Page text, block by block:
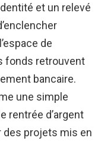
et un relevé
de
fonds retrouvent
bancaire.
une simple
rentrée d’argent
des projets mis en